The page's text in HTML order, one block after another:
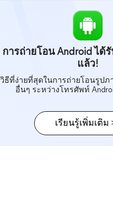
การถ่ายโอน Android ได้
แล้ว!
วิธีที่ง่ายที่สุดในการถ่ายโอนรูปภ
อื่นๆ ระหว่างโทรศัพท์
เรียนรู้เพิ่มเติม